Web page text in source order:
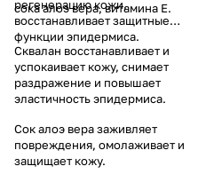
сока алоэ вера, витамина Е.
регенерацию кожи,
восстанавливает защитные
функции эпидермиса.
Сквалан восстанавливает и
успокаивает кожу, снимает
раздражение и повышает
эластичность эпидермиса.
Сок алоэ вера заживляет
повреждения, омолаживает и
защищает кожу.